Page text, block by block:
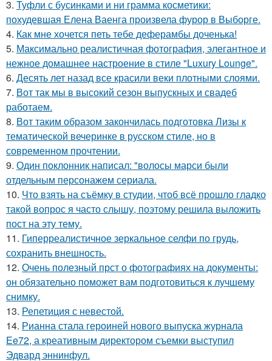
3. Туфли с бусинками и ни грамма косметики:
похудевшая Елена Ваенга произвела фурор в Выборге.
4. Как мне хочется петь тебе деферамбы доченька!
5. Максимально реалистичная фотография, элегантное и
нежное домашнее настроение в стиле "Luxury Lounge".
6. Десять лет назад все красили веки плотными слоями.
7. Вот так мы в высокий сезон выпускных и свадеб
работаем.
8. Вот таким образом закончилась подготовка Лизы к
тематической вечеринке в русском стиле, но в
современном прочтении.
9. Один поклонник написал: "волосы марси были
отдельным персонажем сериала.
10. Что взять на съёмку в студии, чтоб всё прошло гладко
такой вопрос я часто слышу, поэтому решила выложить
пост на эту тему.
11. Гиперреалистичное зеркальное селфи по грудь,
сохранить внешность.
12. Очень полезный прст о фотографиях на документы:
он обязательно поможет вам подготовиться к лучшему
снимку.
13. Репетиция с невестой.
14. Рианна стала героиней нового выпуска журнала
Ee72, а креативным директором съемки выступил
Эдвард эннинфул.